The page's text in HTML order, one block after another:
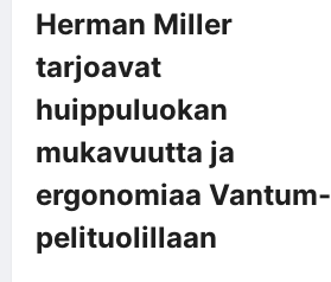
Herman Miller
tarjoavat
huippuluokan
mukavuutta ja
ergonomiaa Vantum-
pelituolillaan